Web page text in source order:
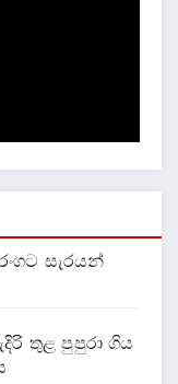
සැරයන්
තුළ පුපුරා ගිය